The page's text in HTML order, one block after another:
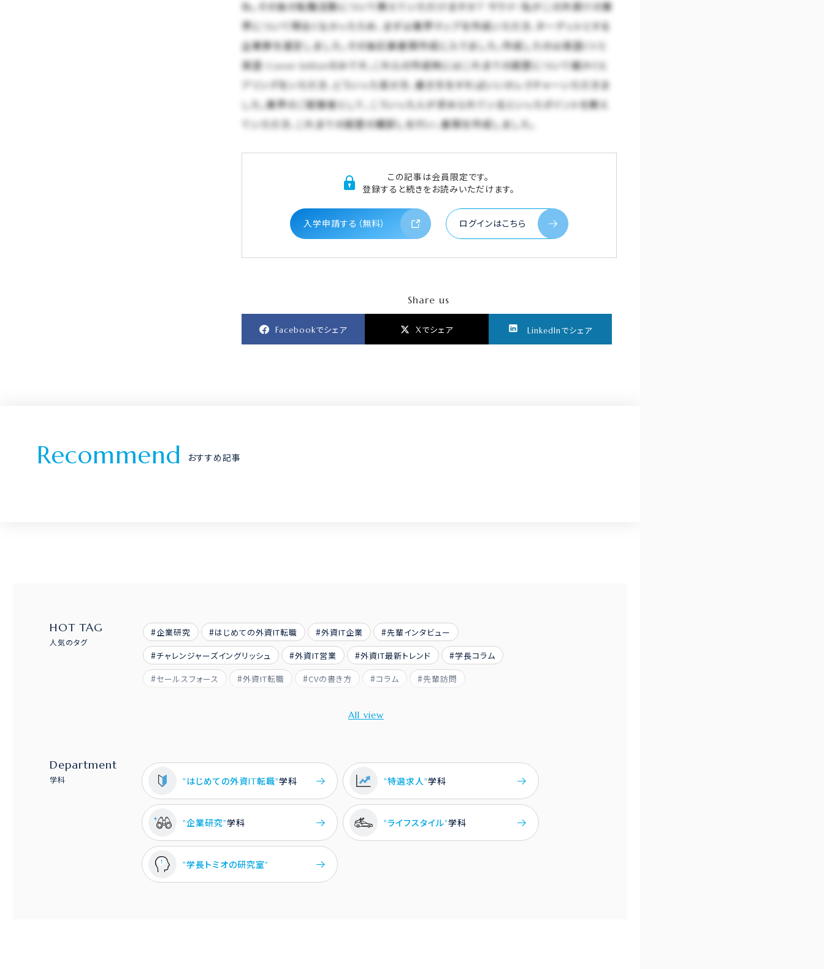
ね。その後の転職活動について教えていただけますか？ サウナ：私がこの外資ITの業
界について明るくなかったため、まずは業界マップを作成いただき、ターゲットとする
企業群を選定しました。その後応募書類作成に入りました。作成したのは英語CVと
英語 Cover letterのみです。これらの作成時にはこれまでの経歴について細かくヒ
アリングをいただき、どういった見せ方、書き方をすればいいかレクチャーいただきま
した。業界のご経験者として、こういった人が求められているといったポイントを教え
ていただき、これまでの経歴の棚卸しを行い、書類を作成しました。
この記事は会員限定です。
登録すると続きをお読みいただけます。
入学申請する（無料） ログインはこちら
Share us
Facebookでシェア Xでシェア LinkedInでシェア
Recommend おすすめ記事
HOT TAG
人気のタグ
企業研究 はじめての外資IT転職 外資IT企業
先輩インタビュー
チャレンジャーズイングリッシュ
外資IT営業 外資IT最新トレンド
学長コラム
セールスフォース
外資IT転職 CVの書き方 コラム 先輩訪問
Department
学科 "はじめての外資IT転職"学科 "特選求人"学科
"企業研究"学科 "ライフスタイル"学科
"学長トミオの研究室"